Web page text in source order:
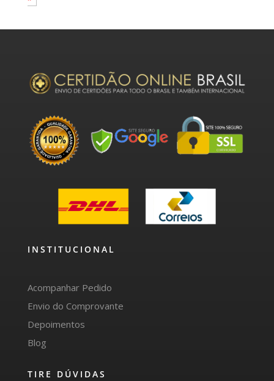
INSTITUCIONAL
Acompanhar Pedido
Envio do Comprovante
Depoimentos
Blog
TIRE DÚVIDAS